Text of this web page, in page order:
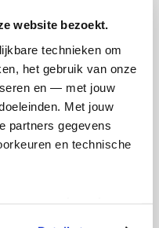
website bezoekt.
technieken om
het gebruik van onze
en — met jouw
Met jouw
partners gegevens
en technische